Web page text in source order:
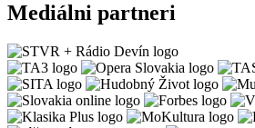
Mediálni partneri